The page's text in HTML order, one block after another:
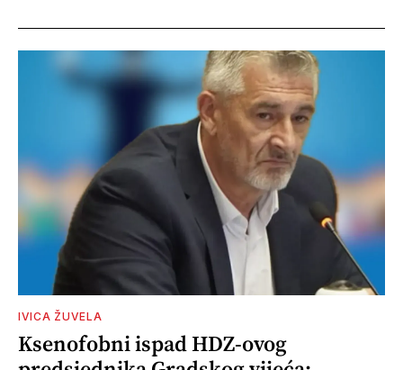
IVICA ŽUVELA
Ksenofobni ispad HDZ-ovog